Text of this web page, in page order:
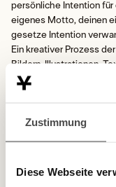
Zustimmung
Diese Webseite
persönliche Intention
eigenes Motto, deinen
gesetze Intention
Ein kreativer Prozess
Bildern, Illustrationen,
Der perfekte Start in